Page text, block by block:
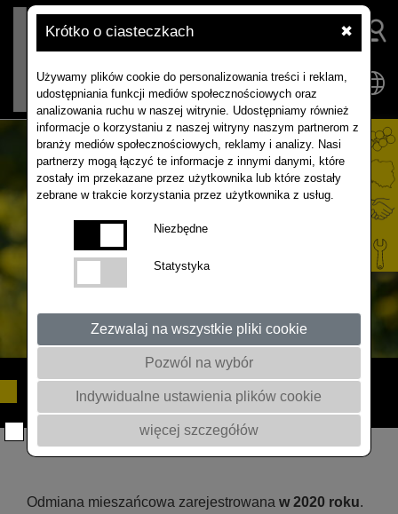
Krótko o ciasteczkach ✖
Używamy plików cookie do personalizowania treści i reklam,
udostępniania funkcji mediów społecznościowych oraz
analizowania ruchu w naszej witrynie. Udostępniamy również
informacje o korzystaniu z naszej witryny naszym partnerom z
branży mediów społecznościowych, reklamy i analizy. Nasi
partnerzy mogą łączyć te informacje z innymi danymi, które
zostały im przekazane przez użytkownika lub które zostały
zebrane w trakcie korzystania przez użytkownika z usług.
Niezbędne
Statystyka
Zezwalaj na wszystkie pliki cookie
Pozwól na wybór
Indywidualne ustawienia plików cookie
więcej szczegółów
AKILAH F1
Odmiana mieszańcowa zarejestrowana w 2020 roku.